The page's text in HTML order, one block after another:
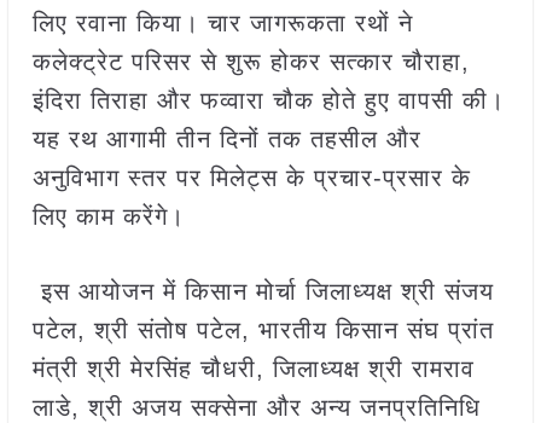
लिए रवाना किया। चार जागरूकता रथों ने
कलेक्ट्रेट परिसर से शुरू होकर सत्कार चौराहा,
इंदिरा तिराहा और फव्वारा चौक होते हुए वापसी की।
यह रथ आगामी तीन दिनों तक तहसील और
अनुविभाग स्तर पर मिलेट्स के प्रचार-प्रसार के
लिए काम करेंगे।
इस आयोजन में किसान मोर्चा जिलाध्यक्ष श्री संजय
पटेल, श्री संतोष पटेल, भारतीय किसान संघ प्रांत
मंत्री श्री मेरसिंह चौधरी, जिलाध्यक्ष श्री रामराव
लाडे, श्री अजय सक्सेना और अन्य जनप्रतिनिधि